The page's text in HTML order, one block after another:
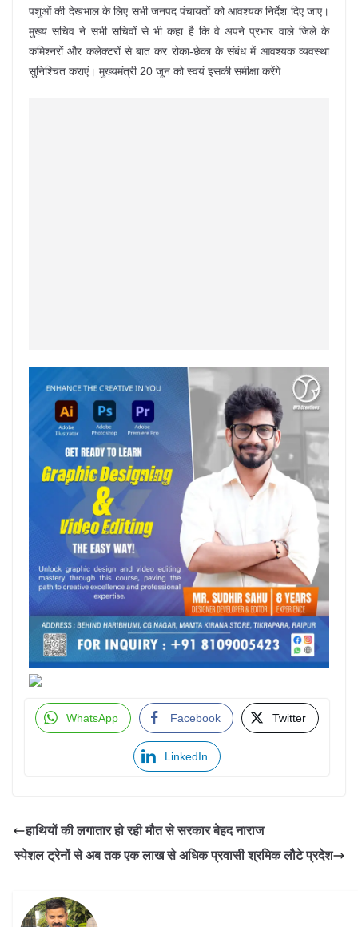
पशुओं की देखभाल के लिए सभी जनपद पंचायतों को आवश्यक निर्देश दिए जाए।
मुख्य सचिव ने सभी सचिवों से भी कहा है कि वे अपने प्रभार वाले जिले के
कमिश्नरों और कलेक्टरों से बात कर रोका-छेका के संबंध में आवश्यक व्यवस्था
सुनिश्चित कराएं। मुख्यमंत्री 20 जून को स्वयं इसकी समीक्षा करेंगे
WhatsApp Facebook Twitter
LinkedIn
हाथियों की लगातार हो रही मौत से सरकार बेहद नाराज
स्पेशल ट्रेनों से अब तक एक लाख से अधिक प्रवासी श्रमिक लौटे प्रदेश